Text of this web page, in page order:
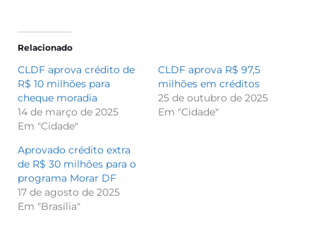
Relacionado
CLDF aprova crédito de
R$ 10 milhões para
cheque moradia
14 de março de 2025
Em "Cidade"
CLDF aprova R$ 97,5
milhões em créditos
25 de outubro de 2025
Em "Cidade"
Aprovado crédito extra
de R$ 30 milhões para o
programa Morar DF
17 de agosto de 2025
Em "Brasília"